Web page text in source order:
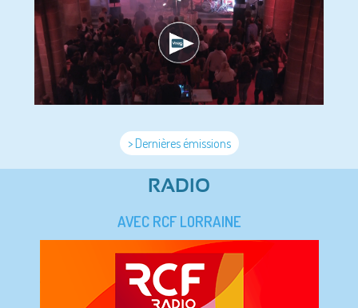
> Dernières émissions
RADIO
AVEC RCF LORRAINE